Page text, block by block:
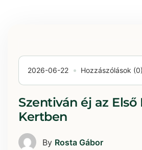
2026-06-22 Hozzászólások (0)
Szentiván éj az Első
Kertben
By Rosta Gábor